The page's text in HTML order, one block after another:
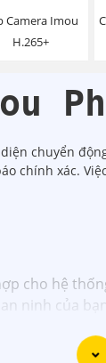
Camera Imou
H.265+
chuyển
chính xác.
cho hệ
ninh của
điện thoại